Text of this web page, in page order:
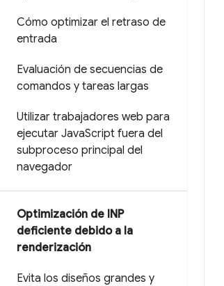
Cómo optimizar el retraso de
entrada
Evaluación de secuencias de
comandos y tareas largas
Utilizar trabajadores web para
ejecutar JavaScript fuera del
subproceso principal del
navegador
Optimización de INP
deficiente debido a la
renderización
Evita los diseños grandes y